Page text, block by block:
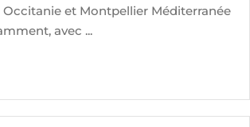
Occitanie et Montpellier Méditerranée
avec ...